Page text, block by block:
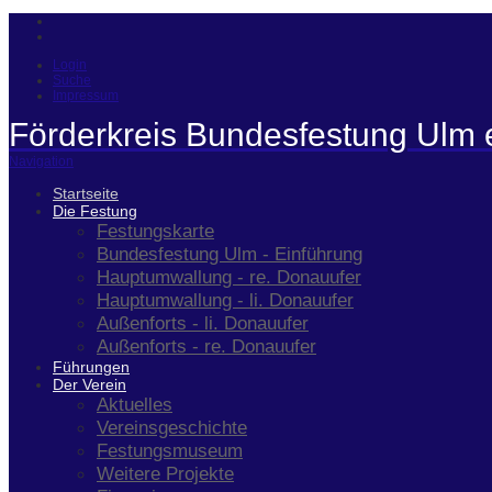
Login
Suche
Impressum
Förderkreis Bundesfestung Ulm
Navigation
Startseite
Die Festung
Festungskarte
Bundesfestung Ulm - Einführung
Hauptumwallung - re. Donauufer
Hauptumwallung - li. Donauufer
Außenforts - li. Donauufer
Außenforts - re. Donauufer
Führungen
Der Verein
Aktuelles
Vereinsgeschichte
Festungsmuseum
Weitere Projekte